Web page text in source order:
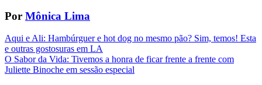
Por Mônica Lima
Navegação
da
Postagem
Aqui e Ali: Hambúrguer e hot dog no mesmo pão? Sim, temos! Esta
e outras gostosuras em LA
O Sabor da Vida: Tivemos a honra de ficar frente a frente com
Juliette Binoche em sessão especial